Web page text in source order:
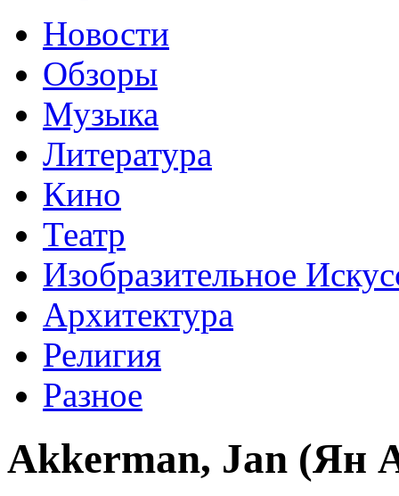
Новости
Обзоры
Музыка
Литература
Кино
Театр
Изобразительное
Архитектура
Религия
Разное
Akkerman, Jan (Ян